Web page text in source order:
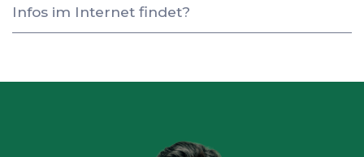
Infos im Internet findet?